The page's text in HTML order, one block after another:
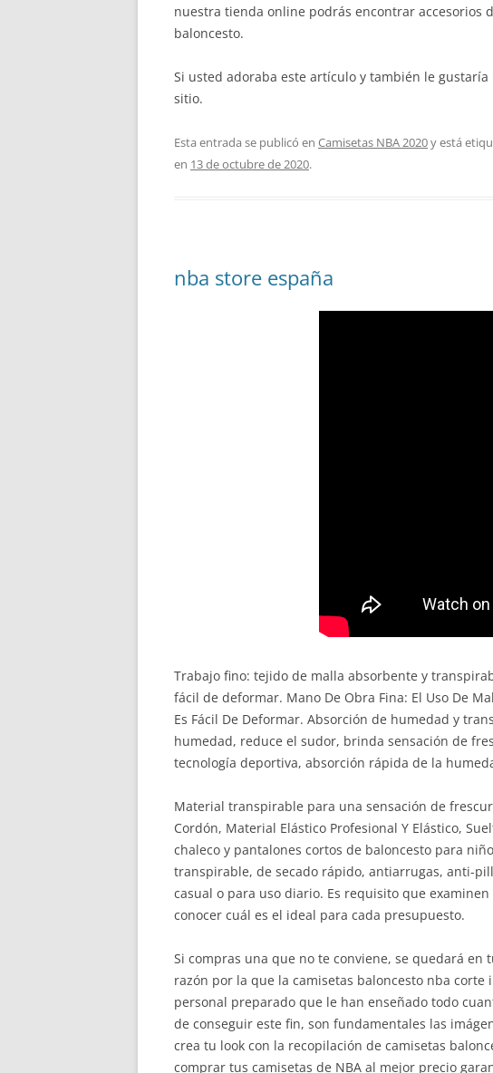
nuestra tienda online podrás encontrar accesorios
baloncesto.
Si usted adoraba este artículo y también le
sitio.
Esta entrada se publicó en Camisetas NBA 2020y está
en 13 de octubre de 2020.
nba store españa
Trabajo fino: tejido de malla absorbente y
fácil de deformar. Mano De Obra Fina: El Uso De
Es Fácil De Deformar. Absorción de humedad y
humedad, reduce el sudor, brinda sensación de
tecnología deportiva, absorción rápida de la
Material transpirable para una sensación de
Cordón, Material Elástico Profesional Y Elástico,
chaleco y pantalones cortos de baloncesto para
transpirable, de secado rápido, antiarrugas, anti-
casual o para uso diario. Es requisito que
conocer cuál es el ideal para cada presupuesto.
Si compras una que no te conviene, se quedará
razón por la que la camisetas baloncesto nba
personal preparado que le han enseñado todo
de conseguir este fin, son fundamentales las
crea tu look con la recopilación de camisetas
comprar tus camisetas de NBA al mejor precio